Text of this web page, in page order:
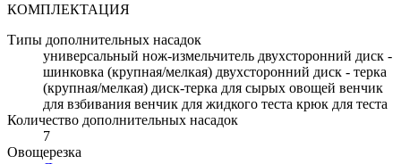
КОМПЛЕКТАЦИЯ
Типы дополнительных насадок
универсальный нож-измельчитель двухсторонний диск -
шинковка (крупная/мелкая) двухсторонний диск - терка
(крупная/мелкая) диск-терка для сырых овощей венчик
для взбивания венчик для жидкого теста крюк для теста
Количество дополнительных насадок
7
Овощерезка